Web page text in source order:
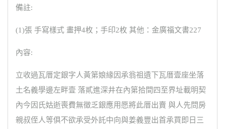
備註:
(1)張 手寫樣式 畫押4枚；手印2枚 其他：金廣福文書227
內容:
立收過瓦厝定銀字人黃第娘緣因承翁祖遺下瓦厝壹座坐落
土名義學邊左畔壹 落貳進深井在內第拾間四至界址載明契
內今因氏姑逝喪費無徵乏銀應用愿將此厝出賣 與人先問房
親叔侄人等俱不欲承受外託中向與姜義豐出首承買即日三